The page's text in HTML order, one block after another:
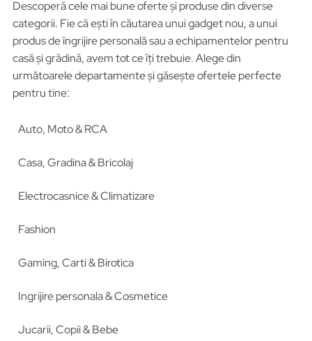
Descoperă cele mai bune oferte și produse din diverse
categorii. Fie că ești în căutarea unui gadget nou, a unui
produs de îngrijire personală sau a echipamentelor pentru
casă și grădină, avem tot ce îți trebuie. Alege din
următoarele departamente și găsește ofertele perfecte
pentru tine:
Auto, Moto & RCA
Casa, Gradina & Bricolaj
Electrocasnice & Climatizare
Fashion
Gaming, Carti & Birotica
Ingrijire personala & Cosmetice
Jucarii, Copii & Bebe